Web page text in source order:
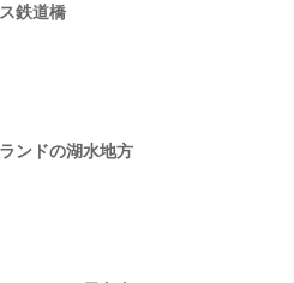
鉄道橋
ンドの湖水地方